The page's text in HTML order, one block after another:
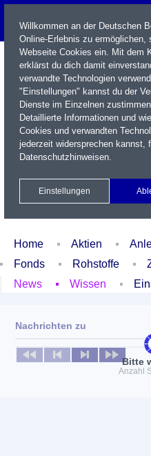
Name / WKN / ISIN / Kürzel
Xetra Realtime
Watchlist
Home Aktien
Fonds
Rohstoffe
News
Wissen
Bitte
Nachrichten zu
Keine News verfügbar
Anzahl
Willkommen an der Deutschen
Online-Erlebnis zu ermöglichen,
Webseite Cookies ein. Mit dem
erklärst du dich damit
verwandte Technologien
"Einstellungen" kannst du der
Dienste im Einzelnen
Detaillierte Informationen und
Cookies und verwandten
jederzeit widersprechen kannst,
Datenschutzhinweisen.
Einstellungen